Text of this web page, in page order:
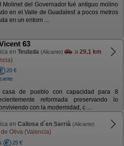
Molinet del Governador fué antiguo molino
en el Valle de Guadalest a pocos metros
en un entorn ...
63
en Teulada (Alicante) a 29,1 km
20 €
casa de pueblo con capacidad para 8
reformada preservando lo
con la modernidad, c ...
en Callosa d´en Sarrià (Alicante)
de Oliva (Valencia)
25 €